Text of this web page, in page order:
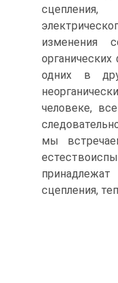
изменения
одних в
человеке,
мы
сцепления,